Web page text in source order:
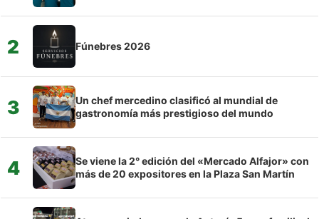
2 Fúnebres 2026
3
Un chef mercedino clasificó al mundial de
gastronomía más prestigioso del mundo
4
Se viene la 2° edición del «Mercado Alfajor» con
más de 20 expositores en la Plaza San Martín